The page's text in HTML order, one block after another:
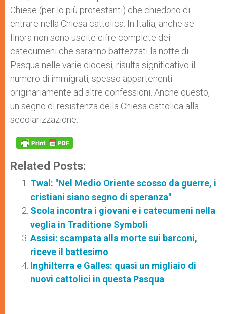
Chiese (per lo più protestanti) che chiedono di
entrare nella Chiesa cattolica. In Italia, anche se
finora non sono uscite cifre complete dei
catecumeni che saranno battezzati la notte di
Pasqua nelle varie diocesi, risulta significativo il
numero di immigrati, spesso appartenenti
originariamente ad altre confessioni. Anche questo,
un segno di resistenza della Chiesa cattolica alla
secolarizzazione.
Related Posts:
Twal: "Nel Medio Oriente scosso da guerre, i
cristiani siano segno di speranza"
Scola incontra i giovani e i catecumeni nella
veglia in Traditione Symboli
Assisi: scampata alla morte sui barconi,
riceve il battesimo
Inghilterra e Galles: quasi un migliaio di
nuovi cattolici in questa Pasqua